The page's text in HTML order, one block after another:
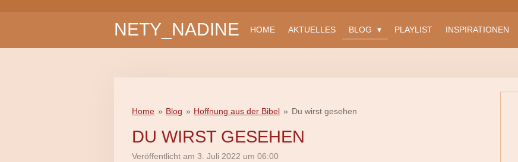
NETY_NADINE HOME AKTUELLES BLOG PLAYLIST INSPIRATIONEN
Home » Blog » Hoffnung aus der Bibel » Du wirst gesehen
DU WIRST GESEHEN
Veröffentlicht am 3. Juli 2022 um 06:00